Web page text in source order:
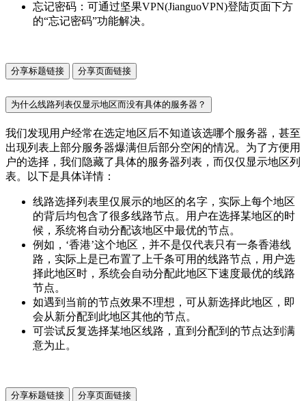
忘记密码：可通过坚果VPN(JianguoVPN)登陆页面下方
的“忘记密码”功能解决。
分享标题链接 分享页面链接
为什么线路列表仅显示地区而没有具体的服务器？
我们发现用户经常在选定地区后不知道该选哪个服务器，甚至
出现列表上部分服务器爆满但后部分空闲的情况。为了方便用
户的选择，我们隐藏了具体的服务器列表，而仅仅显示地区列
表。以下是具体详情：
线路选择列表里仅展示的地区的名字，实际上每个地区
的背后均包含了很多线路节点。用户在选择某地区的时
候，系统将自动分配该地区中最优的节点。
例如，‘香港’这个地区，并不是仅代表只有一条香港线
路，实际上是已布置了上千条可用的线路节点，用户选
择此地区时，系统会自动分配此地区下速度最优的线路
节点。
如遇到当前的节点效果不理想，可从新选择此地区，即
会从新分配到此地区其他的节点。
可尝试反复选择某地区线路，直到分配到的节点达到满
意为止。
分享标题链接 分享页面链接